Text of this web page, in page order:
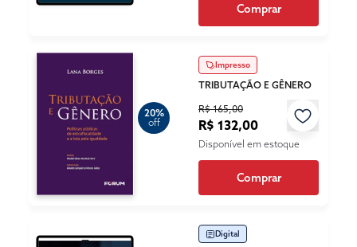
Comprar
20%
off
Impresso
TRIBUTAÇÃO E GÊNERO
R$ 165,00
R$ 132,00
Disponível em estoque
Comprar
Digital